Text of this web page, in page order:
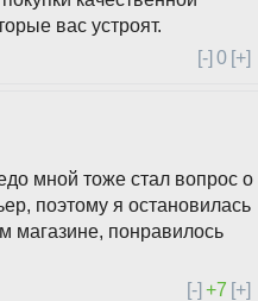
вас устроят.
[-] 0 [+]
мной тоже стал вопрос о
поэтому я остановилась
магазине, понравилось
[-] +7 [+]